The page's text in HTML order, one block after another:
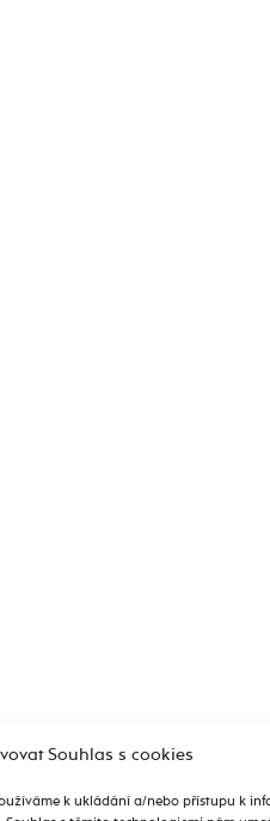
Souhlas s cookies
k ukládání a/nebo přístupu k